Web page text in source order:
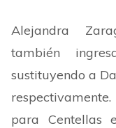
Alejandra
también
sustituyendo a
para Centellas